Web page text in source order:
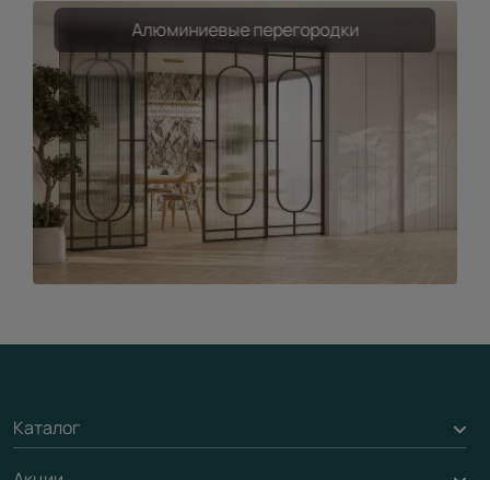
Алюминиевые перегородки
Каталог